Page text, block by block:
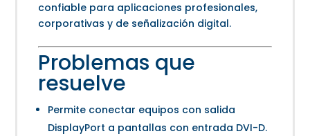
confiable para aplicaciones profesionales,
corporativas y de señalización digital.
Problemas que
resuelve
Permite conectar equipos con salida
DisplayPort a pantallas con entrada DVI-D.